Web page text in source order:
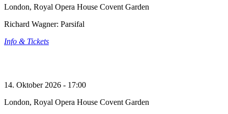
London, Royal Opera House Covent Garden
Richard Wagner: Parsifal
Info & Tickets
14. Oktober 2026 - 17:00
London, Royal Opera House Covent Garden